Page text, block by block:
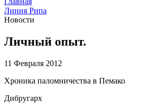
Линия Рипа
Новости
Личный опыт.
11 Февраля 2012
Хроника паломничества в Пемако
Дибругарх